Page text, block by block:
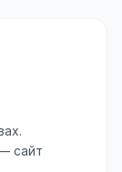
сайт